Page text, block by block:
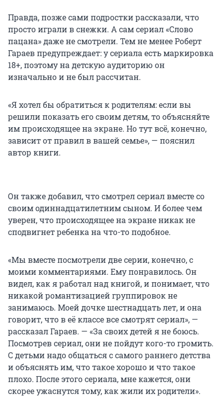
Правда, позже сами подростки рассказали, что
просто играли в снежки. А сам сериал «Слово
пацана» даже не смотрели. Тем не менее Роберт
Гараев предупреждает: у сериала есть маркировка
18+, поэтому на детскую аудиторию он
изначально и не был рассчитан.
«Я хотел бы обратиться к родителям: если вы
решили показать его своим детям, то объясняйте
им происходящее на экране. Но тут всё, конечно,
зависит от правил в вашей семье», — пояснил
автор книги.
Он также добавил, что смотрел сериал вместе со
своим одиннадцатилетним сыном. И более чем
уверен, что происходящее на экране никак не
сподвигнет ребенка на что-то подобное.
«Мы вместе посмотрели две серии, конечно, с
моими комментариями. Ему понравилось. Он
видел, как я работал над книгой, и понимает, что
никакой романтизацией группировок не
занимаюсь. Моей дочке шестнадцать лет, и она
говорит, что в её классе все смотрят сериал», —
рассказал Гараев. — «За своих детей я не боюсь.
Посмотрев сериал, они не пойдут кого-то громить.
С детьми надо общаться с самого раннего детства
и объяснять им, что такое хорошо и что такое
плохо. После этого сериала, мне кажется, они
скорее ужаснутся тому, как жили их родители».